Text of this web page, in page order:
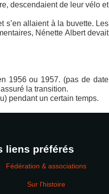
descendaient de leur vélo et
s’en allaient à la buvette. Les
Nénette Albert devait
1956 ou 1957. (pas de date
la transition.
pendant un certain temps.
liens préférés
Fédération & associations
Sur l'histoire